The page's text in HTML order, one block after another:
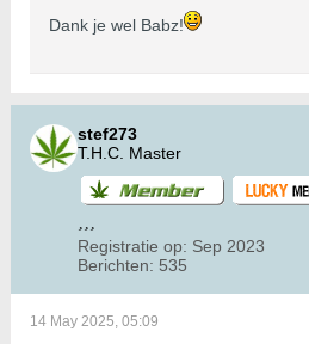
Dank je wel Babz!
stef273
T.H.C. Master
Registratie op: Sep 2023
Berichten: 535
14 May 2025, 05:09